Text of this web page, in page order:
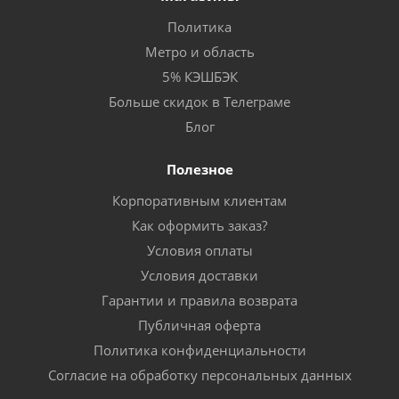
Политика
Метро и область
5% КЭШБЭК
Больше скидок в Телеграме
Блог
Полезное
Корпоративным клиентам
Как оформить заказ?
Условия оплаты
Условия доставки
Гарантии и правила возврата
Публичная оферта
Политика конфиденциальности
Согласие на обработку персональных данных